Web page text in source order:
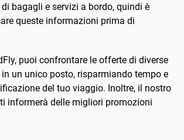
bagagli e servizi a bordo, quindi è
queste informazioni prima di
puoi confrontare le offerte di diverse
un unico posto, risparmiando tempo e
del tuo viaggio. Inoltre, il nostro
informerà delle migliori promozioni